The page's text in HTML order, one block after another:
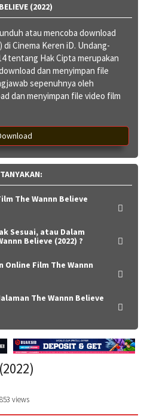
(2022)
atau mencoba download
Cinema Keren iD. Undang-
tentang Hak Cipta merupakan
dan menyimpan file
sepenuhnya oleh
dan menyimpan file video film
The Wannn Believe
Sesuai, atau Dalam
Believe (2022) ?
Film The Wannn
The Wannn Believe
views